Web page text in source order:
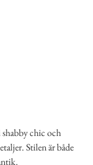
chic och
Stilen är både